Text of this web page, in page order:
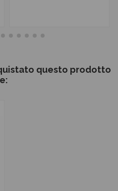
questo prodotto